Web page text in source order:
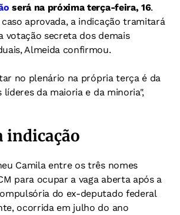
será na próxima terça-feira, 16.
aprovada, a indicação tramitará
votação secreta dos demais
Almeida confirmou.
no plenário na própria terça é da
líderes da maioria e da minoria",
indicação
Camila entre os três nomes
para ocupar a vaga aberta após a
do ex-deputado federal
ocorrida em julho do ano